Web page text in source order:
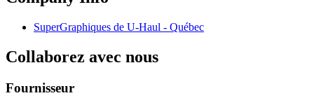
SuperGraphiques de U-Haul - Québec
Collaborez avec nous
Fournisseur